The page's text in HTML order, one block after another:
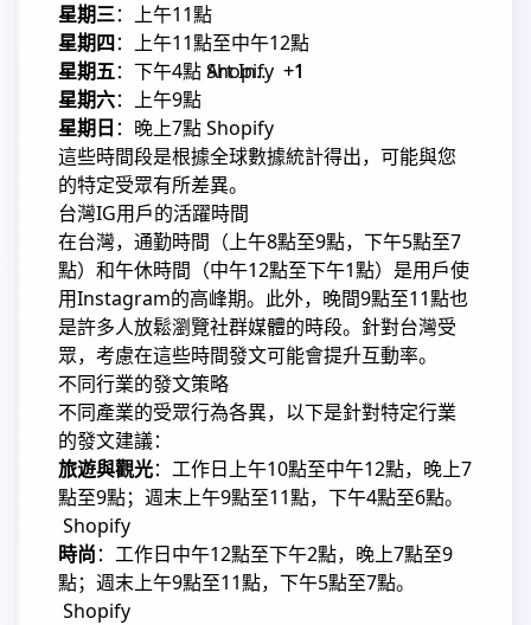
星期三： 上午11點
星期四： 上午11點至中午12點
星期五： 下午4點 Shopify +1
Art Instagram +1
星期六： 上午9點
星期日 ： 晚上7點 Shopify
這些時間段是根據全球數據統計得出，可能與您
的特定受眾有所差異。
台灣IG用戶的活躍時間
在台灣，通勤時間（上午8點至9點，下午5點至7
點）和午休時間（中午12點至下午1點）是用戶使
用Instagram的高峰期。 此外，晚間9點至11點也
是許多人放鬆瀏覽社群媒體的時段。 針對台灣受
眾，考慮在這些時間發文可能會提升互動率。
不同行業的發文策略
不同產業的受眾行為各異，以下是針對特定行業
的發文建議：
旅遊與觀光： 工作日上午10點至中午12點，晚上7
點至9點；週末上午9點至11點，下午4點至6點。
Shopify
時尚： 工作日中午12點至下午2點，晚上7點至9
點；週末上午9點至11點，下午5點至7點。
Shopify